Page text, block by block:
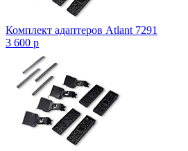
Комплект адаптеров Atlant 7291
3 600 p